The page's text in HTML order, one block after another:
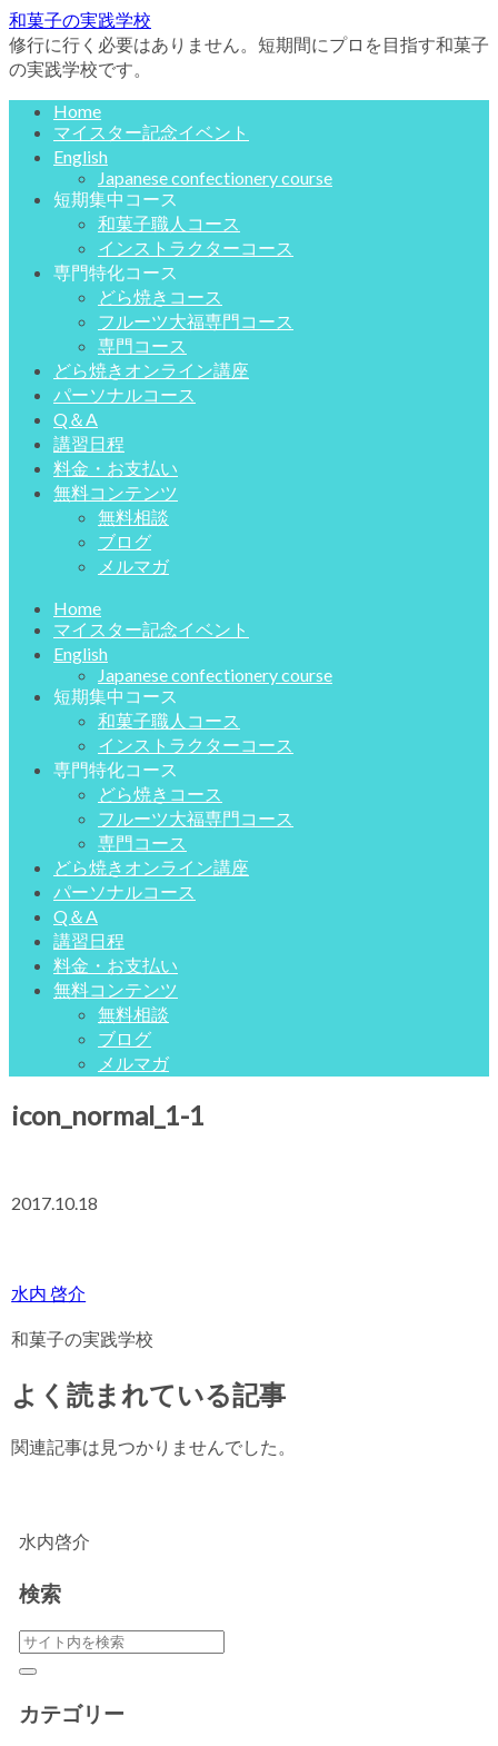
和菓子の実践学校
修行に行く必要はありません。短期間にプロを目指す和菓子
の実践学校です。
Home
マイスター記念イベント
English
Japanese confectionery course
短期集中コース
和菓子職人コース
インストラクターコース
専門特化コース
どら焼きコース
フルーツ大福専門コース
専門コース
どら焼きオンライン講座
パーソナルコース
Q＆A
講習日程
料金・お支払い
無料コンテンツ
無料相談
ブログ
メルマガ
Home
マイスター記念イベント
English
Japanese confectionery course
短期集中コース
和菓子職人コース
インストラクターコース
専門特化コース
どら焼きコース
フルーツ大福専門コース
専門コース
どら焼きオンライン講座
パーソナルコース
Q＆A
講習日程
料金・お支払い
無料コンテンツ
無料相談
ブログ
メルマガ
icon_normal_1-1
2017.10.18
水内 啓介
和菓子の実践学校
よく読まれている記事
関連記事は見つかりませんでした。
水内啓介
検索
カテゴリー